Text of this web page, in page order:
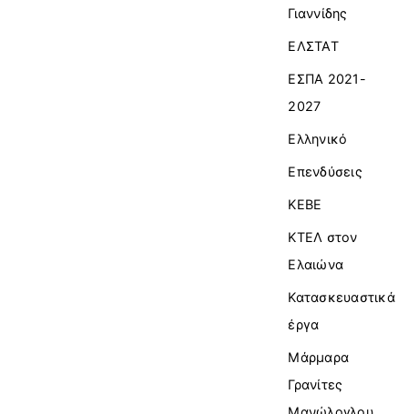
Γιαννίδης
ΕΛΣΤΑΤ
ΕΣΠΑ 2021-
2027
Ελληνικό
Επενδύσεις
ΚΕΒΕ
ΚΤΕΛ στον
Ελαιώνα
Κατασκευαστικά
έργα
Μάρμαρα
Γρανίτες